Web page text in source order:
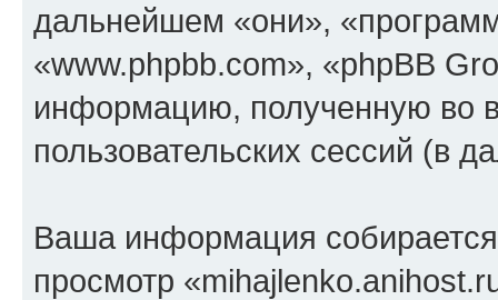
дальнейшем «они»,
«www.phpbb.com», «phpBB
информацию, полученную во
пользовательских сессий (в
Ваша информация
просмотр